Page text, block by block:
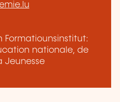
Formatiounsinstitut:
nationale, de
Jeunesse